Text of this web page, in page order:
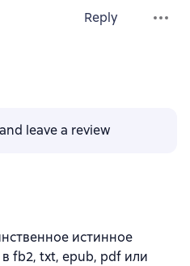
Reply
leave a review
истинное
fb2, txt, epub, pdf или